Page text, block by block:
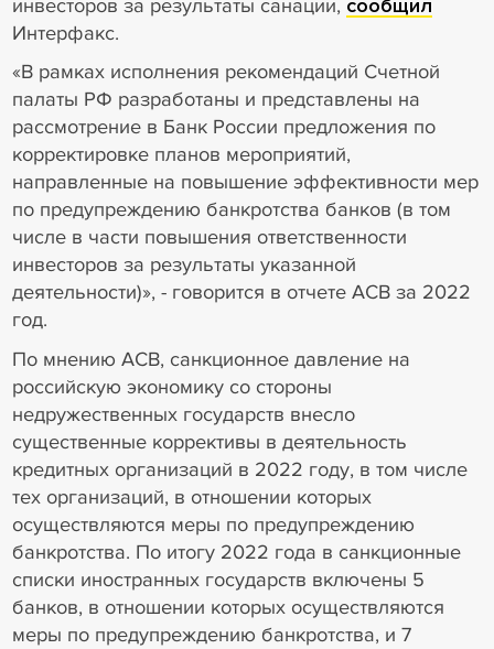
инвесторов за результаты санации, сообщил
Интерфакс.
«В рамках исполнения рекомендаций Счетной
палаты РФ разработаны и представлены на
рассмотрение в Банк России предложения по
корректировке планов мероприятий,
направленные на повышение эффективности мер
по предупреждению банкротства банков (в том
числе в части повышения ответственности
инвесторов за результаты указанной
деятельности)», - говорится в отчете АСВ за 2022
год.
По мнению АСВ, санкционное давление на
российскую экономику со стороны
недружественных государств внесло
существенные коррективы в деятельность
кредитных организаций в 2022 году, в том числе
тех организаций, в отношении которых
осуществляются меры по предупреждению
банкротства. По итогу 2022 года в санкционные
списки иностранных государств включены 5
банков, в отношении которых осуществляются
меры по предупреждению банкротства, и 7